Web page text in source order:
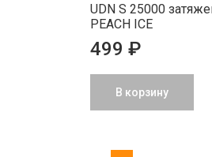
UDN S 25000
PEACH ICE
499 ₽
В корзину